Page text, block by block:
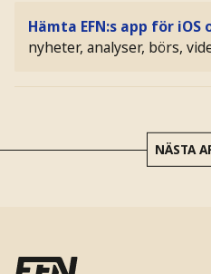
Hämta EFN:s app för iOS
nyheter, analyser, börs,
NÄSTA